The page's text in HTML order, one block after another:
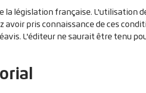
la législation française. L'utilisation
pris connaissance de ces
L'éditeur ne saurait être tenu